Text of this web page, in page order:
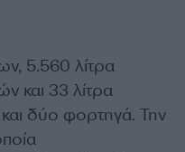
5.560 λίτρα
και 33 λίτρα
δύο φορτηγά. Την